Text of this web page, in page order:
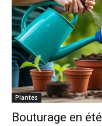
Plantes
Bouturage en